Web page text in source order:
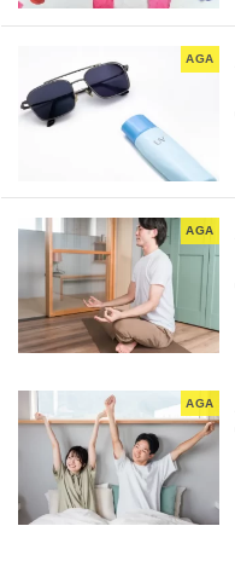
AGA
AGA
AGA